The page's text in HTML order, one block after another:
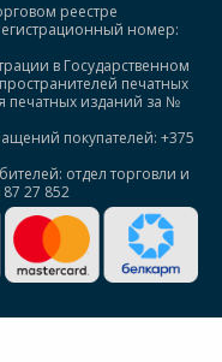
реестре
номер:
в Государственном
печатных
печатных изданий за №
покупателей: +375
отдел торговли и
87 27 852